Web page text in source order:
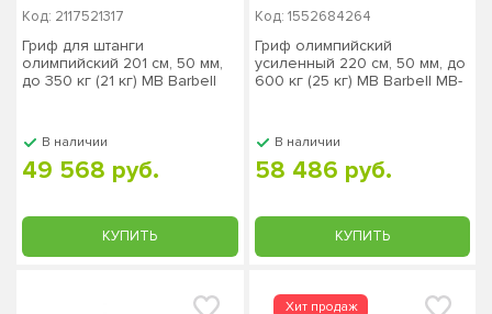
Код: 2117521317
Гриф для штанги
олимпийский 201 см, 50 мм,
до 350 кг (21 кг) MB Barbell
В наличии
49 568 руб.
КУПИТЬ
Код: 1552684264
Гриф олимпийский
усиленный 220 см, 50 мм, до
600 кг (25 кг) MB Barbell MB-
В наличии
58 486 руб.
КУПИТЬ